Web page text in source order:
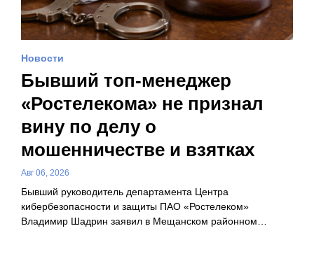
Новости
Бывший топ-менеджер
«Ростелекома» не признал
вину по делу о
мошенничестве и взятках
Авг 06, 2026
Бывший руководитель департамента Центра
кибербезопасности и защиты ПАО «Ростелеком»
Владимир Шадрин заявил в Мещанском районном…